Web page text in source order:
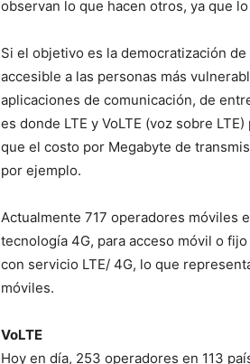
observan lo que hacen otros, ya que
Si el objetivo es la democratización
accesible a las personas más
aplicaciones de comunicación, de
es donde LTE y VoLTE (voz sobre
que el costo por Megabyte de
por ejemplo.
Actualmente 717 operadores móviles
tecnología 4G, para acceso móvil o
con servicio LTE/ 4G, lo que
móviles.
VoLTE
Hoy en día, 253 operadores en 113